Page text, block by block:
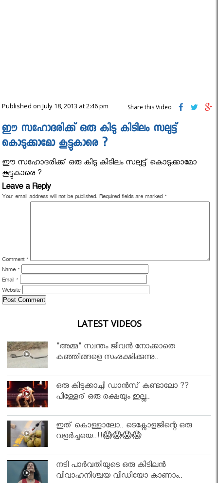
Published on July 18, 2013 at 2:46 pm Share this Video
ഈ സഹോദരിക്ക് ഒരു കിടു കിടിലം സലുട്ട്
കൊടുക്കാമോ കൂട്ടുകാരെ ?
ഈ സഹോദരിക്ക് ഒരു കിടു കിടിലം സലുട്ട് കൊടുക്കാമോ
കൂട്ടുകാരെ ?
Leave a Reply
Your email address will not be published. Required fields are marked *
Comment *
Name *
Email *
Website
LATEST VIDEOS
"അമ്മ" സ്വന്തം ജീവൻ നോക്കാതെ
കുഞ്ഞിങ്ങളെ സംരക്ഷിക്കുന്നു..
ഒരു കിടുക്കാച്ചി ഡാൻസ് കണ്ടാലോ ??
പിള്ളേര് ഒരു രക്ഷയും ഇല്ല..
ഇത് കൊള്ളാലോ.. ടെക്നോളജിന്റെ ഒരു
വളർച്ചയെ..!!😱😱😱😱
നടി പാർവതിയുടെ ഒരു കിടിലൻ
വിവാഹനിശ്ചയ വീഡിയോ കാണാം..